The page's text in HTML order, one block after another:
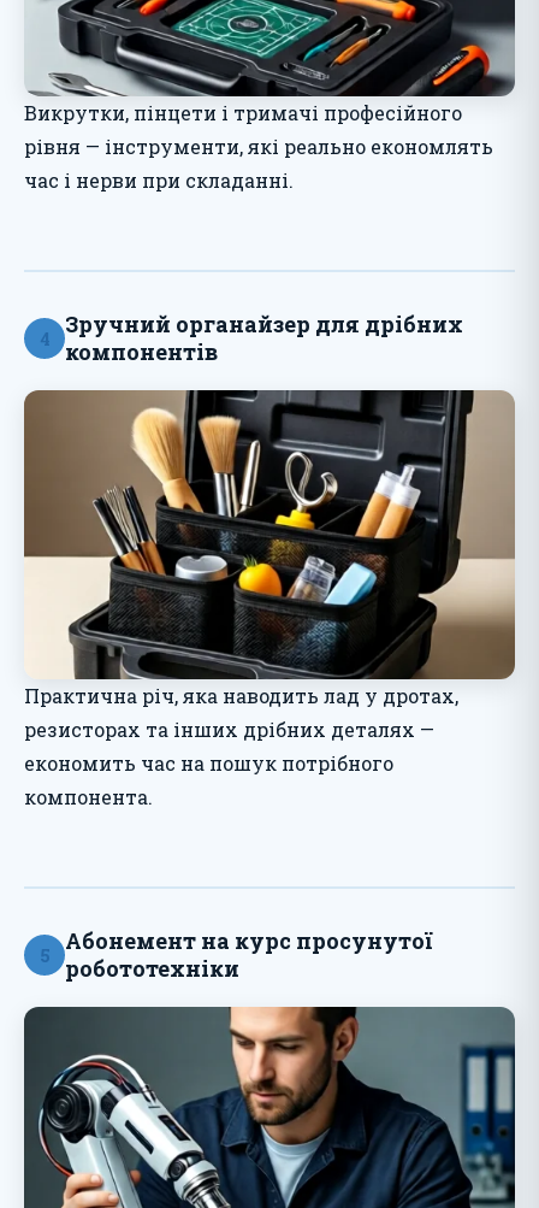
Викрутки, пінцети і тримачі професійного
рівня — інструменти, які реально економлять
час і нерви при складанні.
4
Зручний органайзер для дрібних
компонентів
Практична річ, яка наводить лад у дротах,
резисторах та інших дрібних деталях —
економить час на пошук потрібного
компонента.
5
Абонемент на курс просунутої
робототехніки